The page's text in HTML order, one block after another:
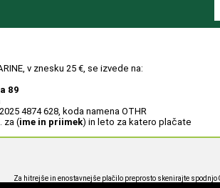
v znesku 25 €, se izvede na:
89
4874 628, koda namena OTHR
za (ime in priimek) in leto za katero plačate
Za hitrejše in enostavnejše plačilo preprosto skenirajte